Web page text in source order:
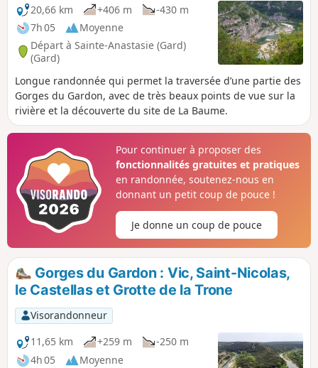
20,66 km
+406 m
-430 m
7h 05
Moyenne
Départ à Sainte-Anastasie (Gard)
(Gard)
Longue randonnée qui permet la traversée d’une partie des
Gorges du Gardon, avec de très beaux points de vue sur la
rivière et la découverte du site de La Baume.
Pour continuer à proposer des
fonctionnalités gratuites et pratiques
en randonnée, soutenez-nous en
donnant un petit coup de pouce !
Je donne un coup de pouce
Gorges du Gardon : Vic, Saint-Nicolas,
le Castellas et Grotte de la Trone
Visorandonneur
11,65 km
+259 m
-250 m
4h 05
Moyenne